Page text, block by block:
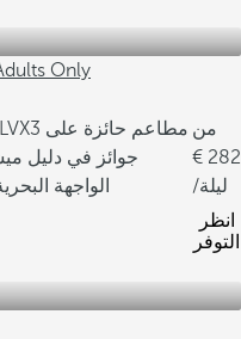
Only
مجموعة الفنادق والمنتجعات المفضلة LVX3 مطاعم حائزة على
جوائز في دليل
الواجهة
من
282
/ليلة
انظر
التوفر